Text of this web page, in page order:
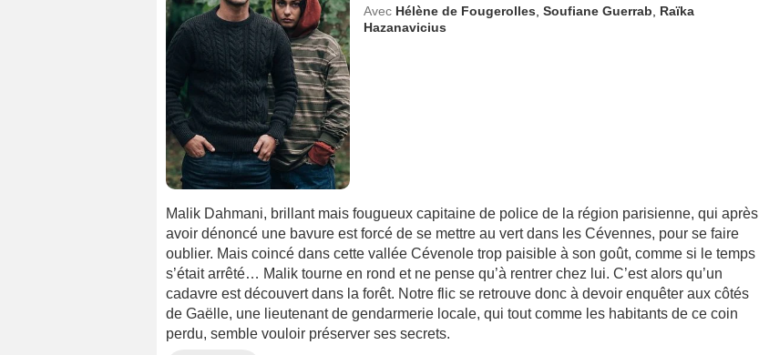
Avec Hélène de Fougerolles Soufiane Guerrab
Raïka
Hazanavicius
Malik Dahmani, brillant mais fougueux capitaine de police de la région parisienne, qui après
avoir dénoncé une bavure est forcé de se mettre au vert dans les Cévennes, pour se faire
oublier. Mais coincé dans cette vallée Cévenole trop paisible à son goût, comme si le temps
s’était arrêté… Malik tourne en rond et ne pense qu’à rentrer chez lui. C’est alors qu’un
cadavre est découvert dans la forêt. Notre flic se retrouve donc à devoir enquêter aux côtés
de Gaëlle, une lieutenant de gendarmerie locale, qui tout comme les habitants de ce coin
perdu, semble vouloir préserver ses secrets.